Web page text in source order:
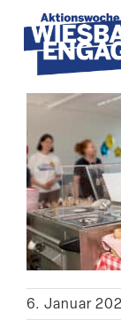
content
6. Januar